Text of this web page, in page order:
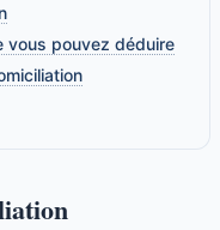
vous pouvez déduire